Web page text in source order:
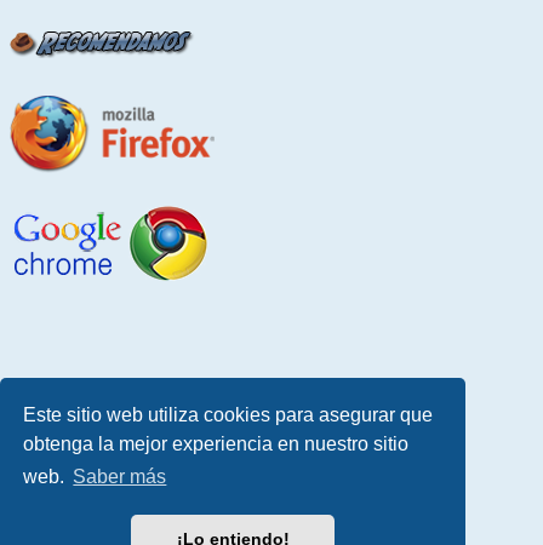
Este sitio web utiliza cookies para asegurar que
obtenga la mejor experiencia en nuestro sitio
web. Saber más
¡Lo entiendo!